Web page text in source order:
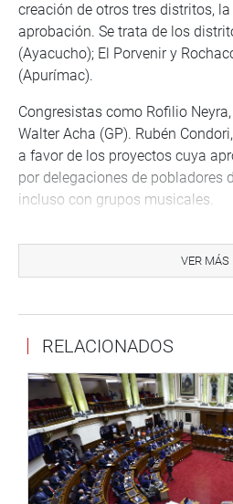
creación de otros tres distritos,
aprobación. Se trata de los
(Ayacucho); El Porvenir y
(Apurímac).
Congresistas como Rofilio
Walter Acha (GP). Rubén
a favor de los proyectos cuya
por delegaciones de pobladores
incluso con grupos musicales.
colegas parlamentarios que la
distritos se ajuste a las normas
Previamente se postergó para la
proyecto que busca establecer
responsabilidad de los
expedición de los reglamentos
el Congreso.
En la primera parte de la sesión,
VER MÁS
RELACIONADOS